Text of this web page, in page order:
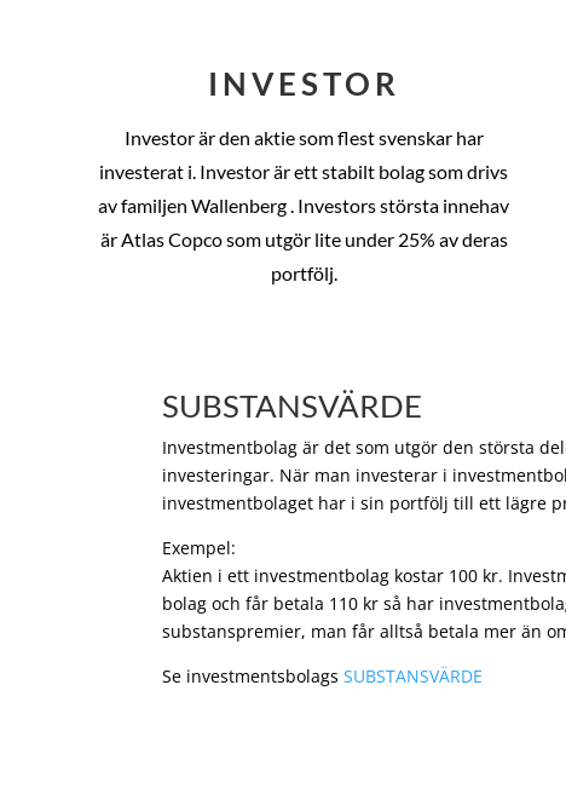
INVESTOR
Investor är den aktie som flest svenskar har
investerat i. Investor är ett stabilt bolag som drivs
av familjen Wallenberg . Investors största innehav
är Atlas Copco som utgör lite under 25% av deras
portfölj.
SUBSTANSVÄRDE
Investmentbolag är det som utgör den största
investeringar. När man investerar i
investmentbolaget har i sin portfölj till ett lägre
Exempel:
Aktien i ett investmentbolag kostar 100 kr.
bolag och får betala 110 kr så har
substanspremier, man får alltså betala mer än
Se investmentsbolagsSUBSTANSVÄRDE